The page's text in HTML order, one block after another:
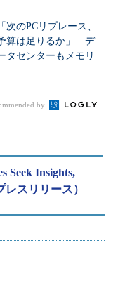
「次のPCリプレース、
算は足りるか」 デ
タセンターもメモリ
by
Seek Insights,
スリリース）